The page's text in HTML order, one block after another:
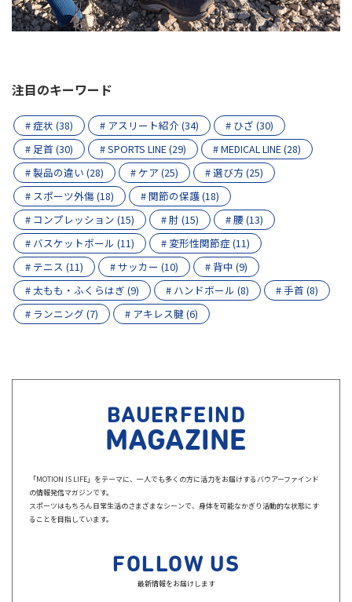
注目のキーワード
# 症状 (38) # アスリート紹介 (34)
# ひざ (30)
# 足首 (30)
# SPORTS LINE (29)
# MEDICAL LINE (28)
# 製品の違い (28)
# ケア (25)
# 選び方 (25)
# スポーツ外傷 (18)
# 関節の保護 (18)
# コンプレッション (15)
# 肘 (15)
# 腰 (13)
# バスケットボール (11)
# 変形性関節症 (11)
# テニス (11)
# サッカー (10)
# 背中 (9)
# 太もも・ふくらはぎ (9)
# ハンドボール (8)
# 手首 (8)
# ランニング (7)
# アキレス腱 (6)
BAUERFEIND
MAGAZINE
「MOTION IS LIFE」をテーマに、一人でも多くの方に活力をお届けするバウアーファインド
の情報発信マガジンです。
スポーツはもちろん日常生活のさまざまなシーンで、身体を可能なかぎり活動的な状態にす
ることを目指しています。
FOLLOW US
最新情報をお届けします